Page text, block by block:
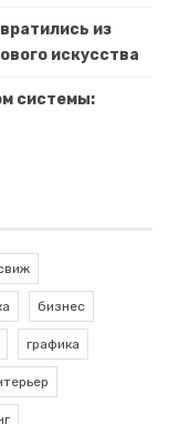
из
искусства
системы:
бизнес
графика